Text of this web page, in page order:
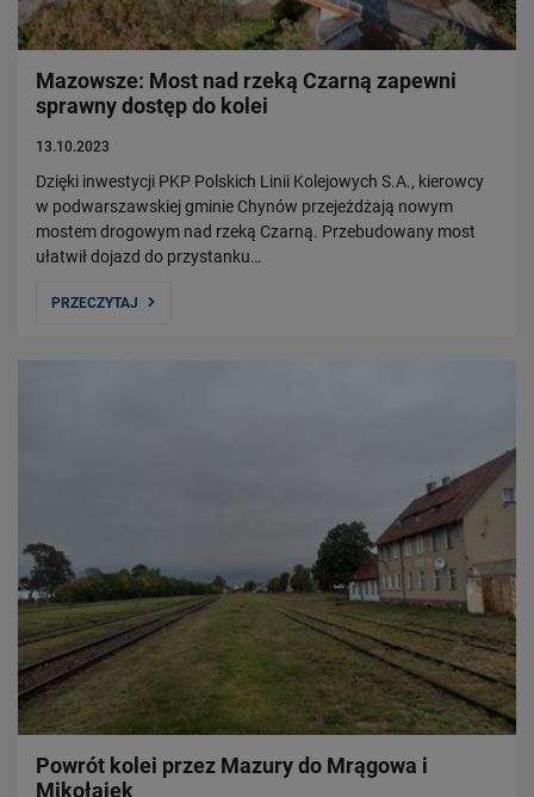
Mazowsze: Most nad rzeką Czarną zapewni
sprawny dostęp do kolei
13.10.2023
Dzięki inwestycji PKP Polskich Linii Kolejowych S.A., kierowcy
w podwarszawskiej gminie Chynów przejeżdżają nowym
mostem drogowym nad rzeką Czarną. Przebudowany most
ułatwił dojazd do przystanku…
PRZECZYTAJ
Powrót kolei przez Mazury do Mrągowa i
Mikołajek